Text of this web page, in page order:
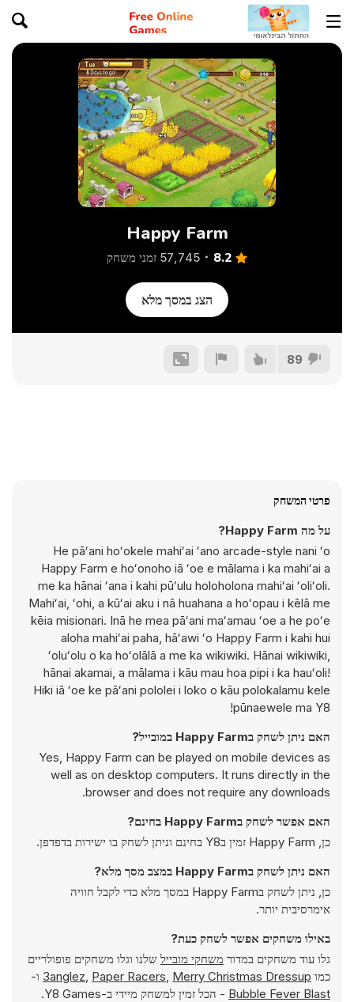
Happy Farm
8.2 57,745 זמני משחק
הצג במסך מלא
89
פרטי המשחק
על מה Happy Farm?
He pāʻani hoʻokele mahiʻai ʻano arcade-style nani ʻo
Happy Farm e hoʻonoho iā ʻoe e mālama i ka mahiʻai a
me ka hānai ʻana i kahi pūʻulu holoholona mahiʻai ʻoliʻoli.
Mahiʻai, ʻohi, a kūʻai aku i nā huahana a hoʻopau i kēlā me
kēia misionari. Inā he mea pāʻani maʻamau ʻoe a he poʻe
aloha mahiʻai paha, hāʻawi ʻo Happy Farm i kahi hui
ʻoluʻolu o ka hoʻolālā a me ka wikiwiki. Hānai wikiwiki,
hānai akamai, a mālama i kāu mau hoa pipi i ka hauʻoli!
Hiki iā ʻoe ke pāʻani pololei i loko o kāu polokalamu kele
pūnaewele ma Y8!
האם ניתן לשחק בHappy Farm במובייל?
Yes, Happy Farm can be played on mobile devices as
well as on desktop computers. It runs directly in the
browser and does not require any downloads.
האם אפשר לשחק בHappy Farm בחינם?
כן, Happy Farm זמין בY8 בחינם וניתן לשחק בו ישירות בדפדפן.
האם ניתן לשחק בHappy Farm במצב מסך מלא?
כן, ניתן לשחק בHappy Farm במסך מלא כדי לקבל חוויה
אימרסיבית יותר.
באילו משחקים אפשר לשחק כעת?
גלו עוד משחקים במדור משחקי מובייל שלנו וגלו משחקים פופולריים
כמו
3anglez, Paper Racers, Merry Christmas Dressup
ו-
Bubble Fever Blast - הכל זמין למשחק מיידי ב-Y8 Games.